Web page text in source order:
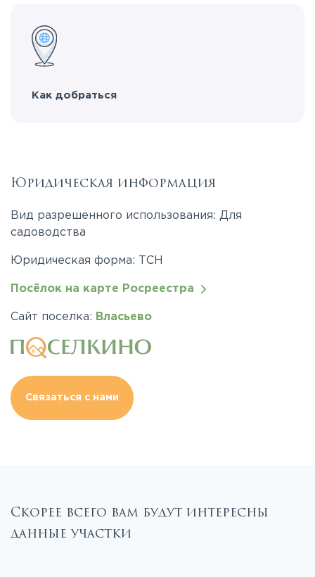
Как добраться
Юридическая информация
Вид разрешенного использования: Для
садоводства
Юридическая форма: ТСН
Посёлок на карте Росреестра
Сайт поселка: Власьево
Связаться с нами
Скорее всего вам будут интересны
данные участки